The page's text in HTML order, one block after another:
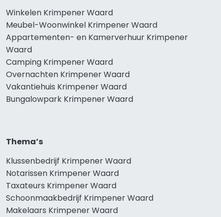
Winkelen Krimpener Waard
Meubel-Woonwinkel Krimpener Waard
Appartementen- en Kamerverhuur Krimpener
Waard
Camping Krimpener Waard
Overnachten Krimpener Waard
Vakantiehuis Krimpener Waard
Bungalowpark Krimpener Waard
Thema’s
Klussenbedrijf Krimpener Waard
Notarissen Krimpener Waard
Taxateurs Krimpener Waard
Schoonmaakbedrijf Krimpener Waard
Makelaars Krimpener Waard